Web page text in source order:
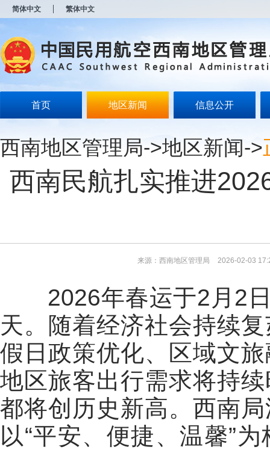
简体中文 繁体中文
首页 地区新闻 信息公开
西南地区管理局->地区新闻->
西南民航扎实推进
来源：西南地区管理局 2026-02-03
2026年春运于2月2
天。随着经济社会持续
假日政策优化、区域文
地区旅客出行需求将持
都将创历史新高。西南局
以“平安、便捷、温馨”
开
无
障
说
Alt
加
模